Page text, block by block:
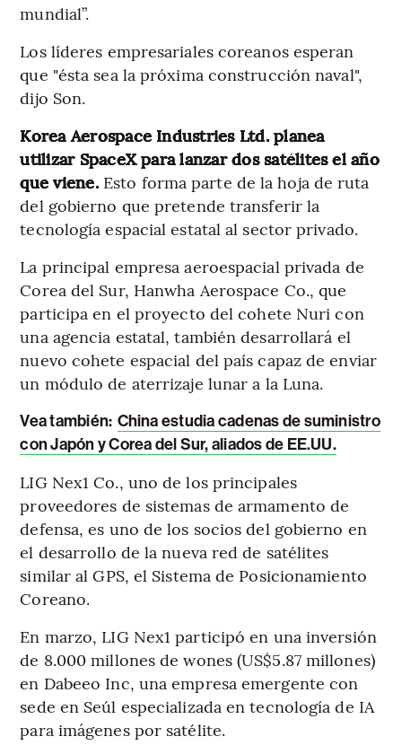
mundial”.
Los líderes empresariales coreanos esperan
que "ésta sea la próxima construcción naval",
dijo Son.
Korea Aerospace Industries Ltd. planea
utilizar SpaceX para lanzar dos satélites el año
que viene. Esto forma parte de la hoja de ruta
del gobierno que pretende transferir la
tecnología espacial estatal al sector privado.
La principal empresa aeroespacial privada de
Corea del Sur, Hanwha Aerospace Co., que
participa en el proyecto del cohete Nuri con
una agencia estatal, también desarrollará el
nuevo cohete espacial del país capaz de enviar
un módulo de aterrizaje lunar a la Luna.
Vea también: China estudia cadenas de suministro
con Japón y Corea del Sur, aliados de EE.UU.
LIG Nex1 Co., uno de los principales
proveedores de sistemas de armamento de
defensa, es uno de los socios del gobierno en
el desarrollo de la nueva red de satélites
similar al GPS, el Sistema de Posicionamiento
Coreano.
En marzo, LIG Nex1 participó en una inversión
de 8.000 millones de wones (US$5.87 millones)
en Dabeeo Inc, una empresa emergente con
sede en Seúl especializada en tecnología de IA
para imágenes por satélite.